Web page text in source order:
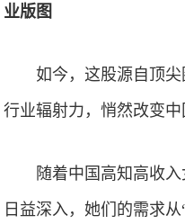
业版图
如今，这股源自顶
行业辐射力，悄然改变中
随着中国高知高收
日益深入，她们的需求